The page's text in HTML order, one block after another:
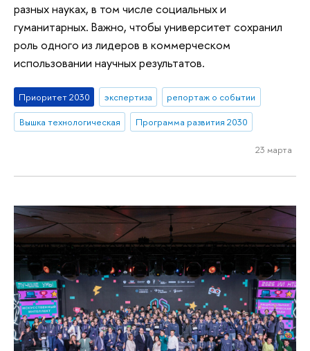
разных науках, в том числе социальных и
гуманитарных. Важно, чтобы университет сохранил
роль одного из лидеров в коммерческом
использовании научных результатов.
Приоритет 2030 экспертиза
репортаж о событии
Вышка технологическая
Программа развития 2030
23 марта